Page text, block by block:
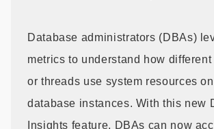
Database administrators (DBAs)
metrics to understand how
or threads use system resources
database instances. With this new
Insights feature, DBAs can now